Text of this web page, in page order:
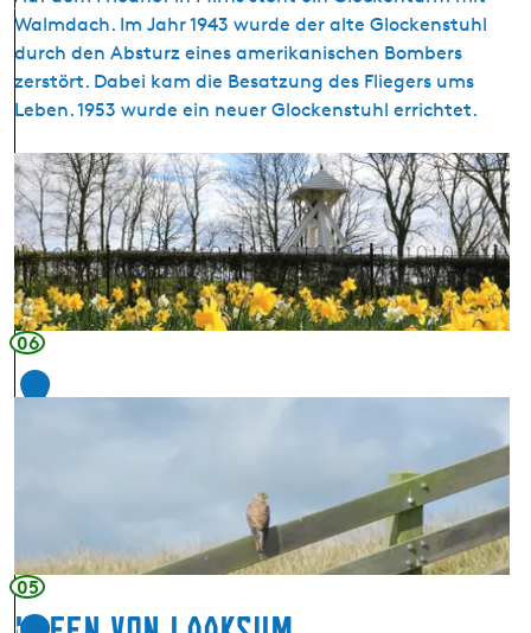
f
l
i
f
Walmdach. Im Jahr 1943 wurde der alte Glockenstuhl
durch den Absturz eines amerikanischen Bombers
zerstört. Dabei kam die Besatzung des Fliegers ums
Leben. 1953 wurde ein neuer Glockenstuhl errichtet.
G
l
o
c
k
e
n
t
r
n
s
06
1
05